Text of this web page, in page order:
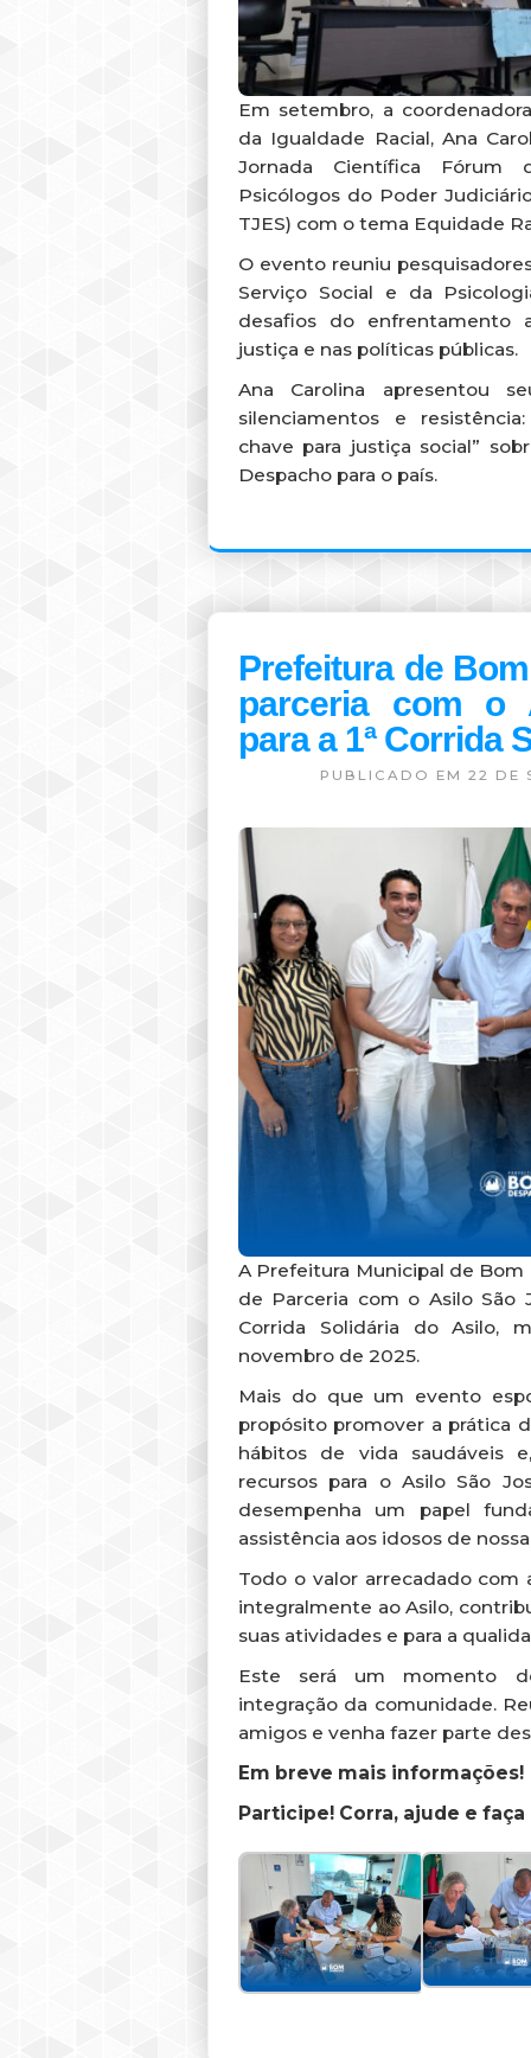
Em setembro, a
da Igualdade Racial, Ana
Jornada Científica Fórum
Psicólogos do Poder
TJES) com o tema Equidade
O evento reuniu
Serviço Social e da
desafios do enfrentamento
justiça e nas políticas públicas.
Ana Carolina apresentou
silenciamentos e
chave para justiça social”
Despacho para o país.
Prefeitura de
parceria com o
para a 1ª Corrida
PUBLICADO EM 22 DE
A Prefeitura Municipal de
de Parceria com o Asilo São
Corrida Solidária do Asilo,
novembro de 2025.
Mais do que um evento
propósito promover a prática
hábitos de vida saudáveis
recursos para o Asilo São
desempenha um papel
assistência aos idosos de
Todo o valor arrecadado com
integralmente ao Asilo,
suas atividades e para a
Este será um momento
integração da comunidade.
amigos e venha fazer parte
Em breve mais informações!
Participe! Corra, ajude e faça